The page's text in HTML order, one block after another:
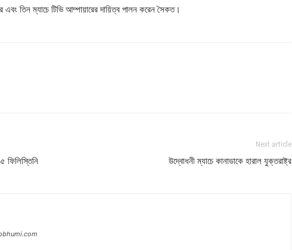
এবং তিন ম্যাচে টিভি আম্পায়ারের দায়িত্ব পালন করেন সৈকত।
ফিলিস্তিনি
Next article
উদ্বোধনী ম্যাচে কানাডাকে হারাল যুক্তরাষ্ট্র